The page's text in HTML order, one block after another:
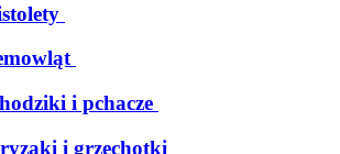
i pchacze
i grzechotki